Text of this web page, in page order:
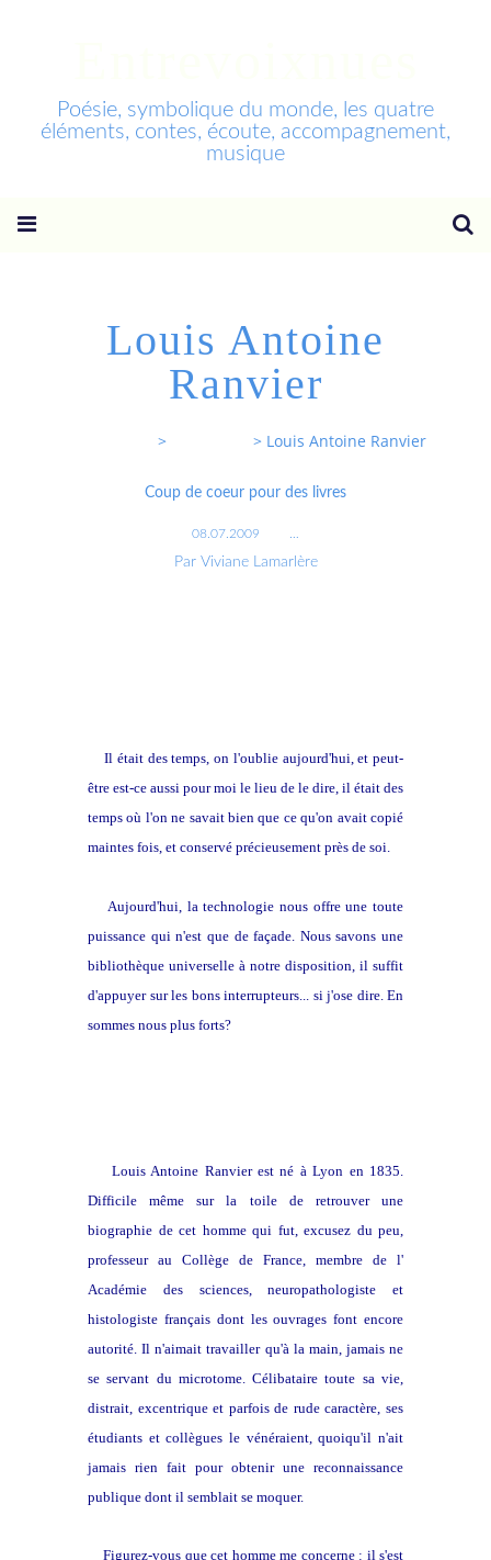
Poésie, symbolique du monde, les quatre
éléments, contes, écoute, accompagnement,
musique
Louis Antoine
Ranvier
> > Louis Antoine Ranvier
Coup de coeur pour des livres
08.07.2009
Par Viviane Lamarlère
Il était des temps, on l'oublie aujourd'hui, et peut-
être est-ce aussi pour moi le lieu de le dire, il était des
temps où l'on ne savait bien que ce qu'on avait copié
maintes fois, et conservé précieusement près de soi.
Aujourd'hui, la technologie nous offre une toute
puissance qui n'est que de façade. Nous savons une
bibliothèque universelle à notre disposition, il suffit
d'appuyer sur les bons interrupteurs... si j'ose dire. En
sommes nous plus forts?
Louis Antoine Ranvier est né à Lyon en 1835.
Difficile même sur la toile de retrouver une
biographie de cet homme qui fut, excusez du peu,
professeur au Collège de France, membre de l'
Académie des sciences, neuropathologiste et
histologiste français dont les ouvrages font encore
autorité. Il n'aimait travailler qu'à la main, jamais ne
se servant du microtome. Célibataire toute sa vie,
distrait, excentrique et parfois de rude caractère, ses
étudiants et collègues le vénéraient, quoiqu'il n'ait
jamais rien fait pour obtenir une reconnaissance
publique dont il semblait se moquer.
Figurez-vous que cet homme me concerne : il s'est